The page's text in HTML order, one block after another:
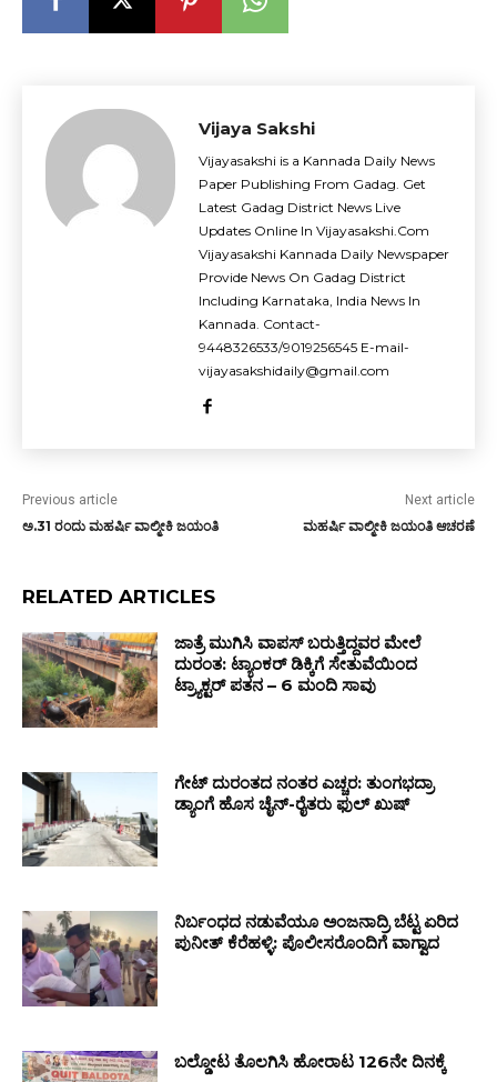
Vijaya Sakshi
Vijayasakshi is a Kannada Daily News
Paper Publishing From Gadag. Get
Latest Gadag District News Live
Updates Online In Vijayasakshi.Com
Vijayasakshi Kannada Daily Newspaper
Provide News On Gadag District
Including Karnataka, India News In
Kannada. Contact-
9448326533/9019256545 E-mail-
vijayasakshidaily@gmail.com
Previous article
ಅ.31 ರಂದು ಮಹರ್ಷಿ ವಾಲ್ಮೀಕಿ ಜಯಂತಿ
Next article
ಮಹರ್ಷಿ ವಾಲ್ಮೀಕಿ ಜಯಂತಿ ಆಚರಣೆ
RELATED ARTICLES
ಜಾತ್ರೆ ಮುಗಿಸಿ ವಾಪಸ್ ಬರುತ್ತಿದ್ದವರ ಮೇಲೆ
ದುರಂತ: ಟ್ಯಾಂಕರ್ ಡಿಕ್ಕಿಗೆ ಸೇತುವೆಯಿಂದ
ಟ್ರ್ಯಾಕ್ಟರ್ ಪತನ – 6 ಮಂದಿ ಸಾವು
ಗೇಟ್ ದುರಂತದ ನಂತರ ಎಚ್ಚರ: ತುಂಗಭದ್ರಾ
ಡ್ಯಾಂಗೆ ಹೊಸ ಚೈನ್-ರೈತರು ಫುಲ್ ಖುಷ್
ನಿರ್ಬಂಧದ ನಡುವೆಯೂ ಅಂಜನಾದ್ರಿ ಬೆಟ್ಟ ಏರಿದ
ಪುನೀತ್ ಕೆರೆಹಳ್ಳಿ: ಪೊಲೀಸರೊಂದಿಗೆ ವಾಗ್ವಾದ
ಬಲ್ಡೋಟ ತೊಲಗಿಸಿ ಹೋರಾಟ 126ನೇ ದಿನಕ್ಕೆ